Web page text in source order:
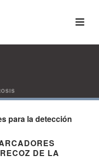
DE LA